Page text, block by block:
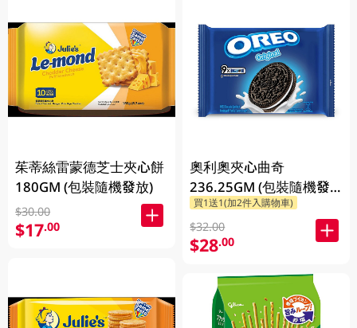
茱蒂絲雷蒙德芝士夾心餅
180GM (包裝隨機發放)
$30.00
$17.00
奧利奧夾心曲奇
236.25GM (包裝隨機發
放)
買1送1(加2件入購物車)
$32.00
$28.00